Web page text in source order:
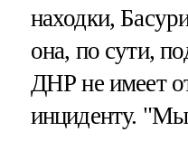
находки,
она, по сути,
ДНР не имеет
инциденту. "Мы